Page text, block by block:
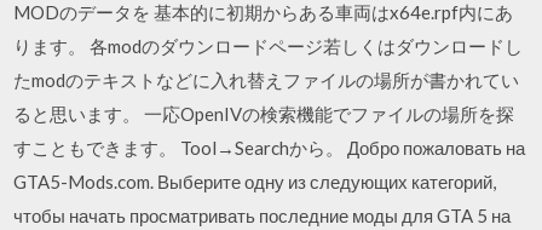
MODのデータを 基本的に初期からある車両はx64e.rpf内にあ
ります。 各modのダウンロードページ若しくはダウンロードし
たmodのテキストなどに入れ替えファイルの場所が書かれてい
ると思います。 一応OpenIVの検索機能でファイルの場所を探
すこともできます。 Tool→Searchから。 Добро пожаловать на
GTA5-Mods.com. Выберите одну из следующих категорий,
чтобы начать просматривать последние моды для GTA 5 на